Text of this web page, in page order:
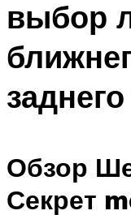
выбор
Обзор
Секрет